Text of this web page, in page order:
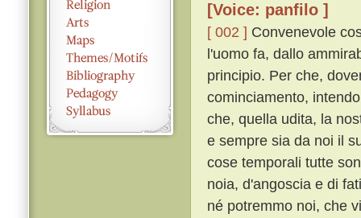
[Voice: panfilo ]
[ 002 ] Convenevole
l'uomo fa, dallo
principio. Per che,
cominciamento,
che, quella udita, la
e sempre sia da noi il
cose temporali tutte
noia, d'angoscia e di
né potremmo noi, che